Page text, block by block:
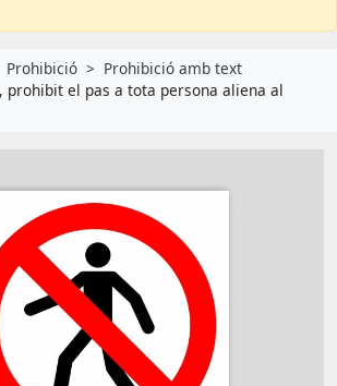
Prohibició
Prohibició amb text
prohibit el pas a tota persona aliena al